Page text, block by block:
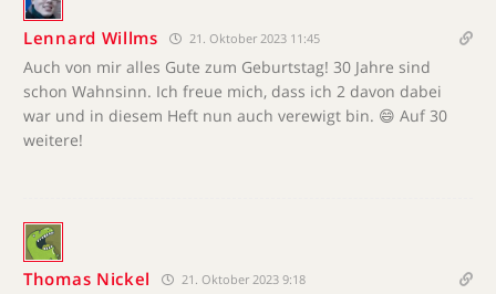
Lennard Willms 21. Oktober 2023 11:45
Auch von mir alles Gute zum Geburtstag! 30 Jahre sind
schon Wahnsinn. Ich freue mich, dass ich 2 davon dabei
war und in diesem Heft nun auch verewigt bin. 😄 Auf 30
weitere!
Thomas Nickel 21. Oktober 2023 9:18